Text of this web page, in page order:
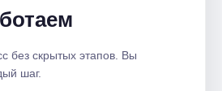
без скрытых этапов. Вы
шаг.